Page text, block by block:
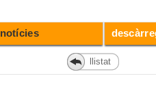
notícies
llistat